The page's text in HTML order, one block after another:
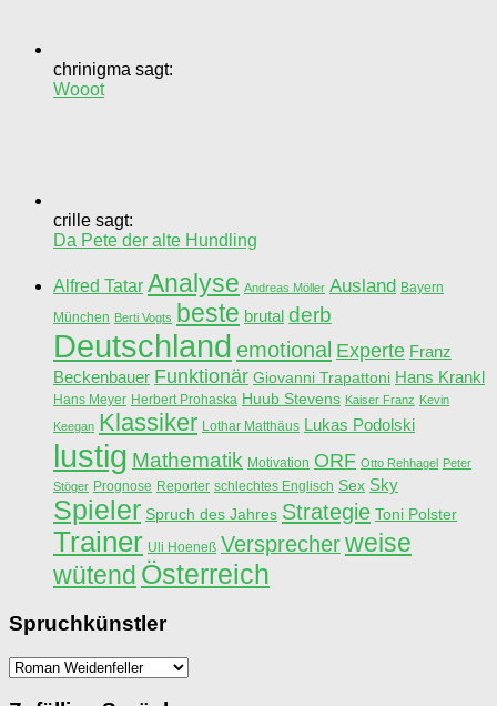
chrinigma sagt:
Wooot
crille sagt:
Da Pete der alte Hundling
Alfred Tatar Analyse Andreas Möller Ausland Bayern
München Berti Vogts beste brutal derb
Deutschland emotional Experte Franz
Beckenbauer Funktionär Giovanni Trapattoni Hans Krankl
Hans Meyer Herbert Prohaska Huub Stevens Kaiser Franz Kevin
Keegan Klassiker Lothar Matthäus Lukas Podolski
lustig Mathematik Motivation ORF Otto Rehhagel Peter
Stöger Prognose Reporter schlechtes Englisch Sex Sky
Spieler Spruch des Jahres Strategie Toni Polster
Trainer Uli Hoeneß Versprecherweise
wütend Österreich
Spruchkünstler
Spruchkünstler